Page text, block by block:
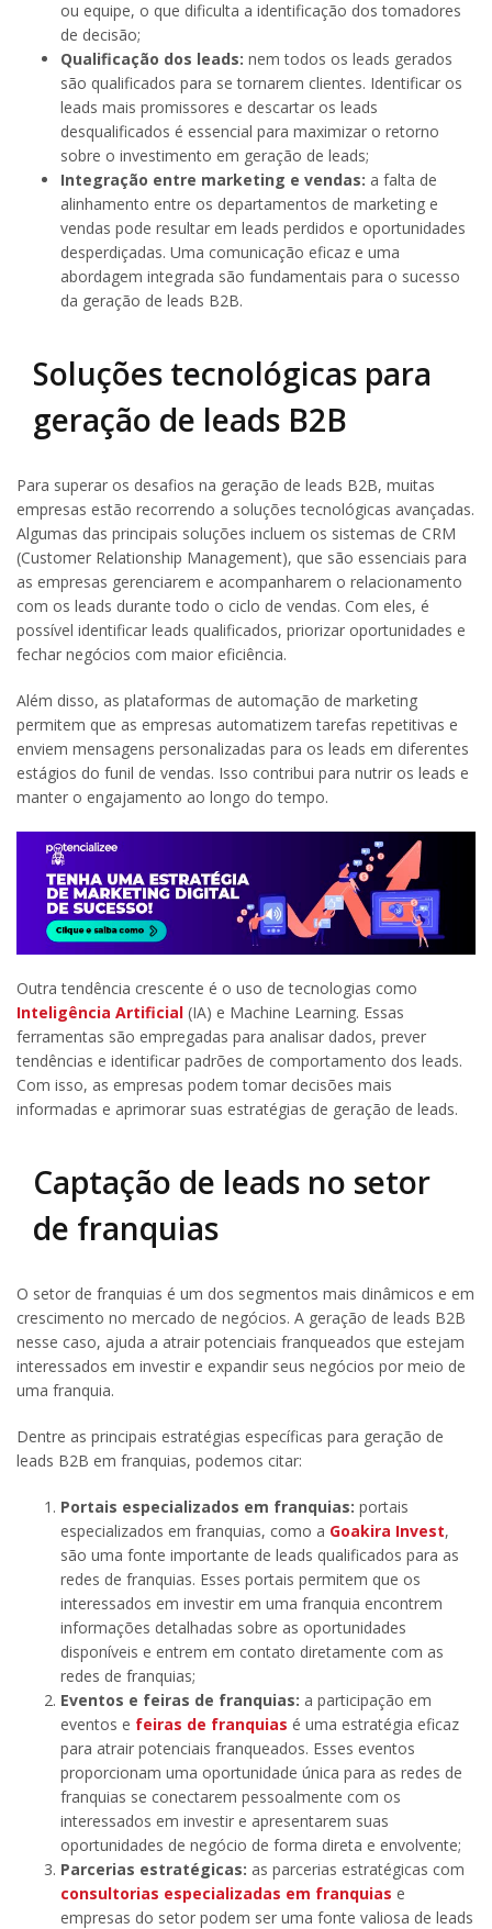
ou equipe, o que dificulta a identificação dos tomadores
de decisão;
Qualificação dos leads: nem todos os leads gerados
são qualificados para se tornarem clientes. Identificar os
leads mais promissores e descartar os leads
desqualificados é essencial para maximizar o retorno
sobre o investimento em geração de leads;
Integração entre marketing e vendas: a falta de
alinhamento entre os departamentos de marketing e
vendas pode resultar em leads perdidos e oportunidades
desperdiçadas. Uma comunicação eficaz e uma
abordagem integrada são fundamentais para o sucesso
da geração de leads B2B.
Soluções tecnológicas para
geração de leads B2B
Para superar os desafios na geração de leads B2B, muitas
empresas estão recorrendo a soluções tecnológicas avançadas.
Algumas das principais soluções incluem os sistemas de CRM
(Customer Relationship Management), que são essenciais para
as empresas gerenciarem e acompanharem o relacionamento
com os leads durante todo o ciclo de vendas. Com eles, é
possível identificar leads qualificados, priorizar oportunidades e
fechar negócios com maior eficiência.
Além disso, as plataformas de automação de marketing
permitem que as empresas automatizem tarefas repetitivas e
enviem mensagens personalizadas para os leads em diferentes
estágios do funil de vendas. Isso contribui para nutrir os leads e
manter o engajamento ao longo do tempo.
Outra tendência crescente é o uso de tecnologias como
Inteligência Artificial (IA) e Machine Learning. Essas
ferramentas são empregadas para analisar dados, prever
tendências e identificar padrões de comportamento dos leads.
Com isso, as empresas podem tomar decisões mais
informadas e aprimorar suas estratégias de geração de leads.
Captação de leads no setor
de franquias
O setor de franquias é um dos segmentos mais dinâmicos e em
crescimento no mercado de negócios. A geração de leads B2B
nesse caso, ajuda a atrair potenciais franqueados que estejam
interessados em investir e expandir seus negócios por meio de
uma franquia.
Dentre as principais estratégias específicas para geração de
leads B2B em franquias, podemos citar:
Portais especializados em franquias: portais
especializados em franquias, como a Goakira Invest,
são uma fonte importante de leads qualificados para as
redes de franquias. Esses portais permitem que os
interessados em investir em uma franquia encontrem
informações detalhadas sobre as oportunidades
disponíveis e entrem em contato diretamente com as
redes de franquias;
Eventos e feiras de franquias: a participação em
eventos e feiras de franquias é uma estratégia eficaz
para atrair potenciais franqueados. Esses eventos
proporcionam uma oportunidade única para as redes de
franquias se conectarem pessoalmente com os
interessados em investir e apresentarem suas
oportunidades de negócio de forma direta e envolvente;
Parcerias estratégicas: as parcerias estratégicas com
consultorias especializadas em franquias e
empresas do setor podem ser uma fonte valiosa de leads